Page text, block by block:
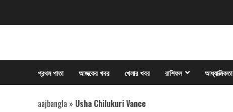
প্রথম পাতা আজকের খবর খেলার খবর রাশিফল আধ্যাত্মিকতা
aajbangla » Usha Chilukuri Vance